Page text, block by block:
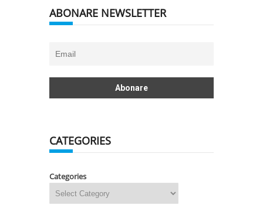
ABONARE NEWSLETTER
CATEGORIES
Categories